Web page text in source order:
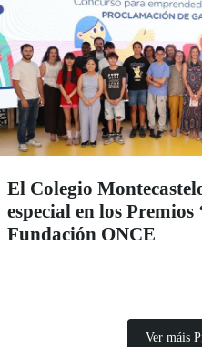
El Colegio
especial en los Premios
Fundación ONCE
Ver máis